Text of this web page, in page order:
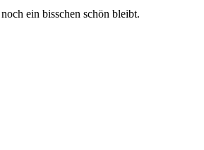
ein bisschen schön bleibt.